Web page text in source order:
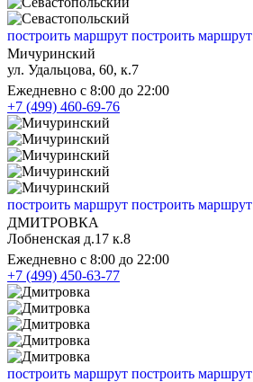
построить маршрут построить маршрут
Мичуринский
ул. Удальцова, 60, к.7
Ежедневно с 8:00 до 22:00
+7 (499) 460-69-76
построить маршрут построить маршрут
ДМИТРОВКА
Лобненская д.17 к.8
Ежедневно с 8:00 до 22:00
+7 (499) 450-63-77
построить маршрут построить маршрут